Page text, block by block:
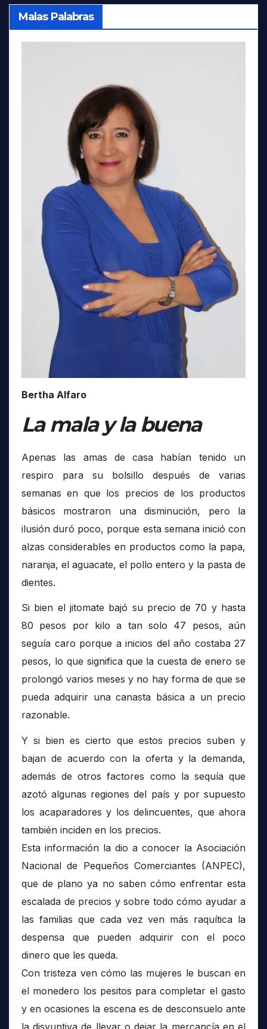
Malas Palabras
Bertha Alfaro
La mala y la buena
Apenas las amas de casa habían tenido un
respiro para su bolsillo después de varias
semanas en que los precios de los productos
básicos mostraron una disminución, pero la
ilusión duró poco, porque esta semana inició con
alzas considerables en productos como la papa,
naranja, el aguacate, el pollo entero y la pasta de
dientes.
Si bien el jitomate bajó su precio de 70 y hasta
80 pesos por kilo a tan solo 47 pesos, aún
seguía caro porque a inicios del año costaba 27
pesos, lo que significa que la cuesta de enero se
prolongó varios meses y no hay forma de que se
pueda adquirir una canasta básica a un precio
razonable.
Y si bien es cierto que estos precios suben y
bajan de acuerdo con la oferta y la demanda,
además de otros factores como la sequía que
azotó algunas regiones del país y por supuesto
los acaparadores y los delincuentes, que ahora
también inciden en los precios.
Esta información la dio a conocer la Asociación
Nacional de Pequeños Comerciantes (ANPEC),
que de plano ya no saben cómo enfrentar esta
escalada de precios y sobre todo cómo ayudar a
las familias que cada vez ven más raquítica la
despensa que pueden adquirir con el poco
dinero que les queda.
Con tristeza ven cómo las mujeres le buscan en
el monedero los pesitos para completar el gasto
y en ocasiones la escena es de desconsuelo ante